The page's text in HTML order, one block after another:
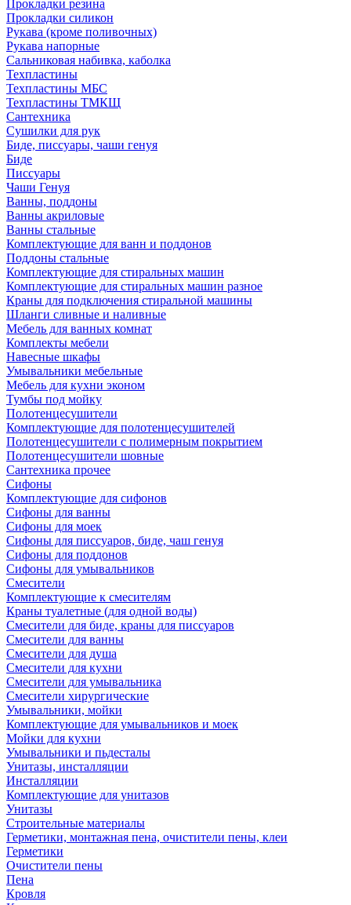
Прокладки резина
Прокладки силикон
Рукава (кроме поливочных)
Рукава напорные
Сальниковая набивка, каболка
Техпластины
Техпластины МБС
Техпластины ТМКЩ
Сантехника
Сушилки для рук
Биде, писсуары, чаши генуя
Биде
Писсуары
Чаши Генуя
Ванны, поддоны
Ванны акриловые
Ванны стальные
Комплектующие для ванн и поддонов
Поддоны стальные
Комплектующие для стиральных машин
Комплектующие для стиральных машин разное
Краны для подключения стиральной машины
Шланги сливные и наливные
Мебель для ванных комнат
Комплекты мебели
Навесные шкафы
Умывальники мебельные
Мебель для кухни эконом
Тумбы под мойку
Полотенцесушители
Комплектующие для полотенцесушителей
Полотенцесушители с полимерным покрытием
Полотенцесушители шовные
Сантехника прочее
Сифоны
Комплектующие для сифонов
Сифоны для ванны
Сифоны для моек
Сифоны для писсуаров, биде, чаш генуя
Сифоны для поддонов
Сифоны для умывальников
Смесители
Комплектующие к смесителям
Краны туалетные (для одной воды)
Смесители для биде, краны для писсуаров
Смесители для ванны
Смесители для душа
Смесители для кухни
Смесители для умывальника
Смесители хирургические
Умывальники, мойки
Комплектующие для умывальников и моек
Мойки для кухни
Умывальники и пьдесталы
Унитазы, инсталляции
Инсталляции
Комплектующие для унитазов
Унитазы
Строительные материалы
Герметики, монтажная пена, очистители пены, клеи
Герметики
Очистители пены
Пена
Кровля